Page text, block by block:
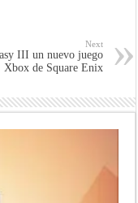
Next
III un nuevo juego
Xbox de Square Enix